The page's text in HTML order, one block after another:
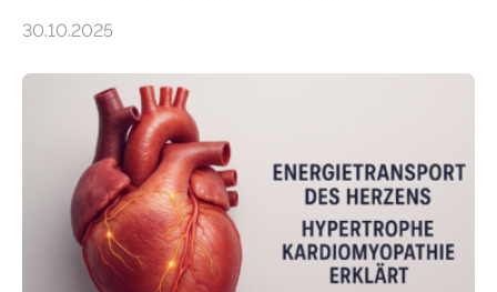
behandelt werden kann. In ihrer aktuellen Studie,
Oncology, zeigen die Forschenden, dass Mini-Tumore
aus Gewebe von Patientinnen und Patienten –
sogenannte Organoide – genutzt werden können, um
vorab zu prüfen, welche Medikamente am besten
wirken. Dabei wurde ein Eiweiß identifiziert, das künftig
als Biomarker für die Wahl der passenden Therapie
dienen könnte. Darmkrebs zählt weltweit zu den
häufigsten Krebsarten und stellt…
30.10.2025